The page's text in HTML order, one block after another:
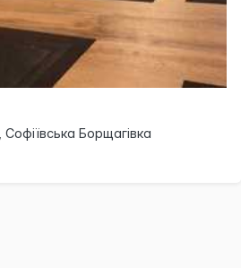
Софіївська Борщагівка